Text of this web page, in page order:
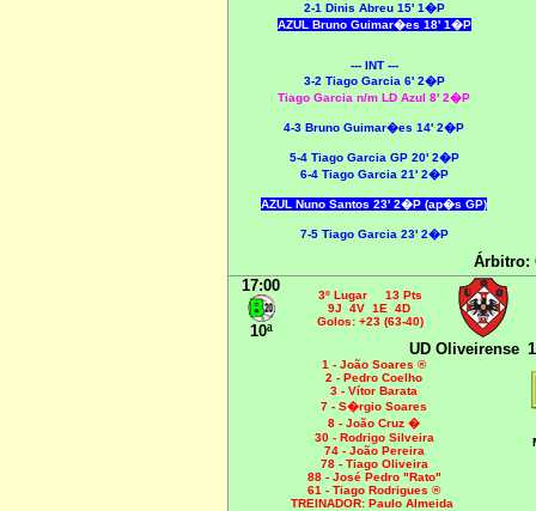
2-1 Dinis Abreu 15' 1�P
AZUL Bruno Guimar�es 18' 1�P
--- INT ---
3-2 Tiago Garcia 6' 2�P
Tiago Garcia n/m LD Azul 8' 2�P
4-3 Bruno Guimar�es 14' 2�P
5-4 Tiago Garcia GP 20' 2�P
6-4 Tiago Garcia 21' 2�P
AZUL Nuno Santos 23' 2�P (ap�s GP)
7-5 Tiago Garcia 23' 2�P
Árbitro:
17:00
10ª
3º Lugar 13 Pts
9J 4V 1E 4D
Golos: +23 (63-40)
UD Oliveirense
1 - João Soares ®
2 - Pedro Coelho
3 - Vítor Barata
7 - S�rgio Soares
8 - João Cruz �
30 - Rodrigo Silveira
74 - João Pereira
78 - Tiago Oliveira
88 - José Pedro "Rato"
61 - Tiago Rodrigues ®
TREINADOR: Paulo Almeida